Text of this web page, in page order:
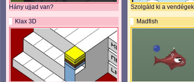
Hány ujjad van?
Klax 3D
Szolgáld ki a
Madfish